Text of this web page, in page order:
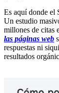
Es aquí donde el
Un estudio
millones de citas
las páginas web
respuestas ni
resultados